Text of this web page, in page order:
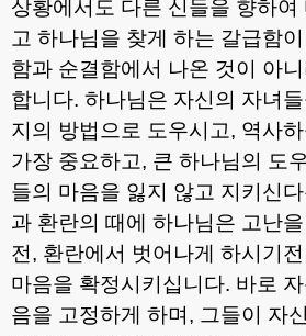
상황에서도 다른 신들을 향하
고 하나님을 찾게 하는 갈급함
함과 순결함에서 나온 것이 아
합니다. 하나님은 자신의 자녀
지의 방법으로 도우시고, 역사
가장 중요하고, 큰 하나님의 도
들의 마음을 잃지 않고 지키신
과 환란의 때에 하나님은 고난을
전, 환란에서 벗어나게 하시기
마음을 확정시키십니다. 바로
음을 고정하게 하며 , 그들이 자